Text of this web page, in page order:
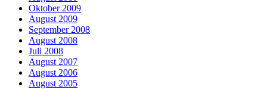
Oktober 2009
August 2009
September 2008
August 2008
Juli 2008
August 2007
August 2006
August 2005